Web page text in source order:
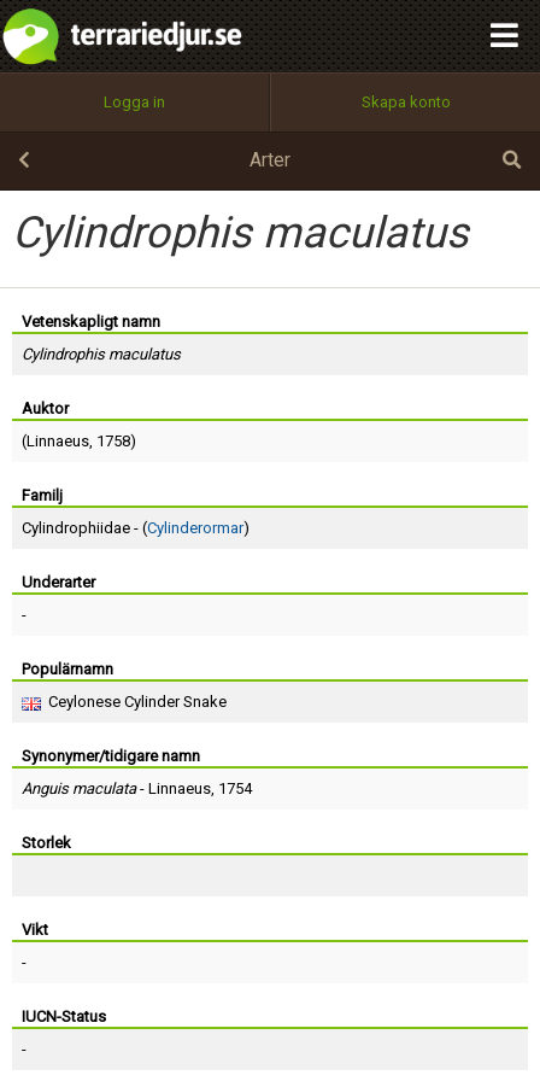
Logga in Skapa konto
Arter
Cylindrophis maculatus
Vetenskapligt namn
Cylindrophis maculatus
Auktor
(Linnaeus, 1758)
Familj
Cylindrophiidae - (Cylinderormar)
Underarter
-
Populärnamn
Ceylonese Cylinder Snake
Synonymer/tidigare namn
Anguis maculata- Linnaeus, 1754
Storlek
Vikt
-
IUCN-Status
-
Utför
100%
OK
integritetspolicy
Namn:
Epost:
Användarnamn:
Lösenord:
Terms of Service
Skapa konto
Begär nytt lösenord
Tillbaka till förstasidan